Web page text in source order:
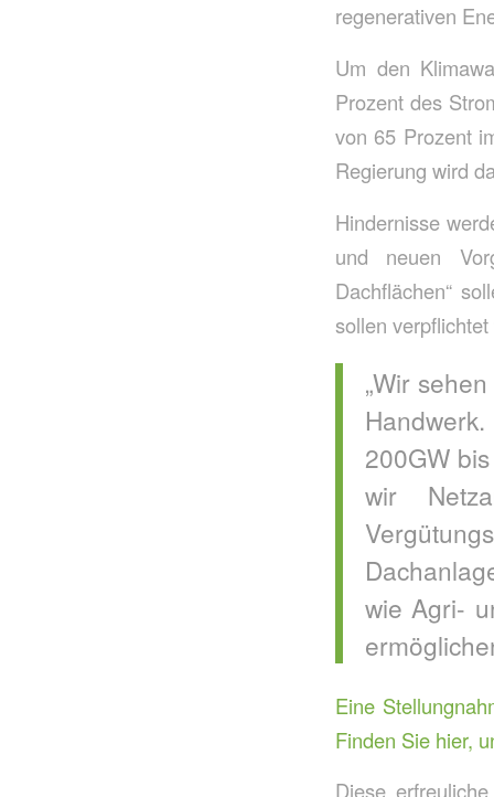
regenerativen
Um den
Prozent des
von 65 Prozent
Regierung wird
Hindernisse
und neuen
Dachflächen“
sollen
„Wir
200GW
wir
wie Agri-
Eine
Finden Sie hier,
Diese